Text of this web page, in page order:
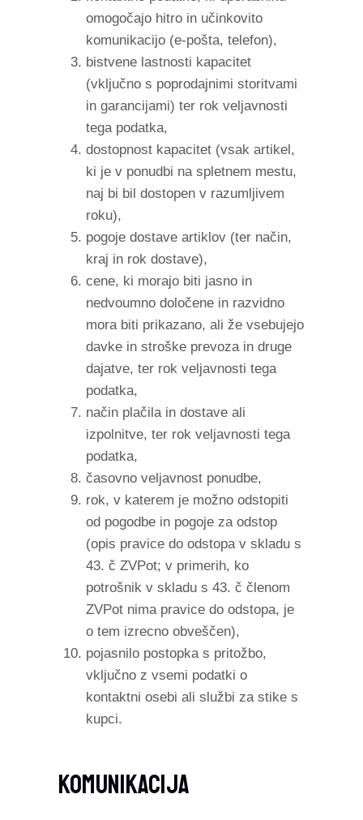
omogočajo hitro in učinkovito
komunikacijo (e-pošta, telefon),
bistvene lastnosti kapacitet
(vključno s poprodajnimi storitvami
in garancijami) ter rok veljavnosti
tega podatka,
dostopnost kapacitet (vsak artikel,
ki je v ponudbi na spletnem mestu,
naj bi bil dostopen v razumljivem
roku),
pogoje dostave artiklov (ter način,
kraj in rok dostave),
cene, ki morajo biti jasno in
nedvoumno določene in razvidno
mora biti prikazano, ali že vsebujejo
davke in stroške prevoza in druge
dajatve, ter rok veljavnosti tega
podatka,
način plačila in dostave ali
izpolnitve, ter rok veljavnosti tega
podatka,
časovno veljavnost ponudbe,
rok, v katerem je možno odstopiti
od pogodbe in pogoje za odstop
(opis pravice do odstopa v skladu s
43. č ZVPot; v primerih, ko
potrošnik v skladu s 43. č členom
ZVPot nima pravice do odstopa, je
o tem izrecno obveščen),
pojasnilo postopka s pritožbo,
vključno z vsemi podatki o
kontaktni osebi ali službi za stike s
kupci.
Komunikacija